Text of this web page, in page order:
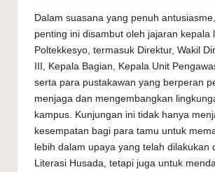
Dalam suasana yang penuh
penting ini disambut oleh jajaran kepala
Poltekkesyo, termasuk Direktur, Wakil
III, Kepala Bagian, Kepala Unit
serta para pustakawan yang berperan
menjaga dan mengembangkan
kampus. Kunjungan ini tidak hanya
kesempatan bagi para tamu untuk
lebih dalam upaya yang telah dilakukan
Literasi Husada, tetapi juga untuk